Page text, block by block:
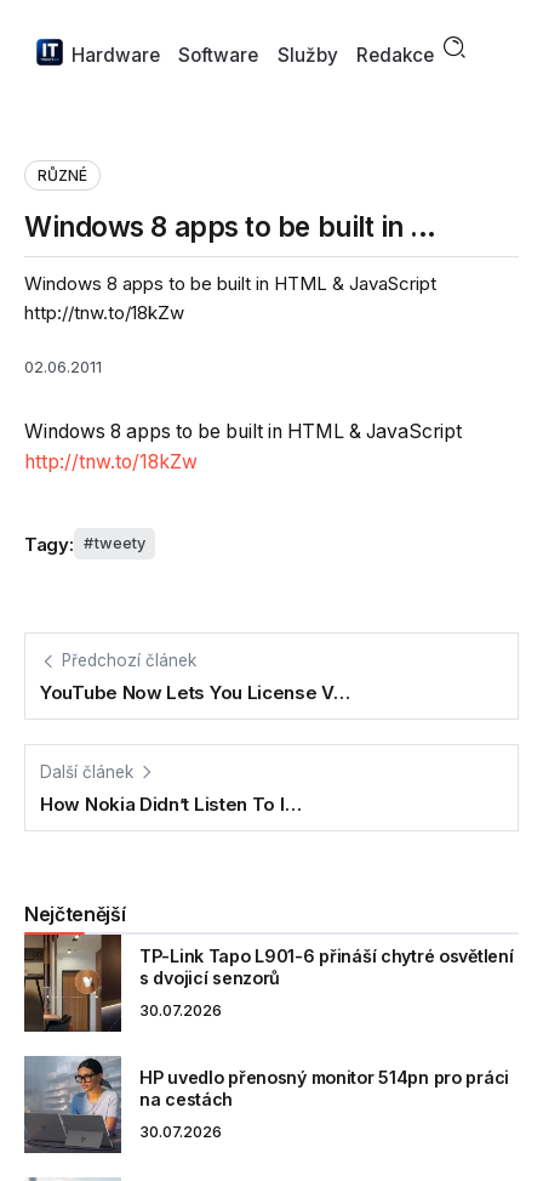
Hardware Software Služby Redakce
RŮZNÉ
Windows 8 apps to be built in …
Windows 8 apps to be built in HTML & JavaScript
http://tnw.to/18kZw
02.06.2011
Windows 8 apps to be built in HTML & JavaScript
http://tnw.to/18kZw
Tagy: tweety
Předchozí článek
YouTube Now Lets You License V…
Další článek
How Nokia Didn’t Listen To I…
Nejčtenější
TP-Link Tapo L901-6 přináší chytré osvětlení
s dvojicí senzorů
30.07.2026
HP uvedlo přenosný monitor 514pn pro práci
na cestách
30.07.2026